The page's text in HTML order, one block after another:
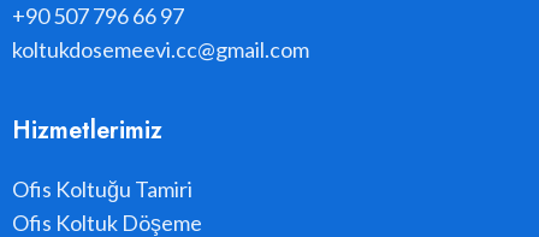
+90 507 796 66 97
koltukdosemeevi.cc@gmail.com
Hizmetlerimiz
Ofis Koltuğu Tamiri
Ofis Koltuk Döşeme